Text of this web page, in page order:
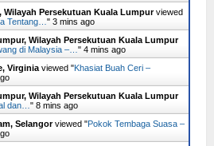
Wilayah Persekutuan Kuala Lumpurviewed
Tentang… " 3 mins ago
Wilayah Persekutuan Kuala Lumpur
di Malaysia –… " 4 mins ago
Virginia viewed "Khasiat Buah Ceri –
Wilayah Persekutuan Kuala Lumpur
dan… " 8 mins ago
Selangorviewed "Pokok Tembaga Suasa –